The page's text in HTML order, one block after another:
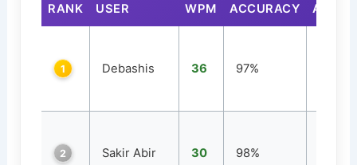
RANK USER WPM ACCURACY
1 Debashis 36 97%
2 Sakir Abir 30 98%